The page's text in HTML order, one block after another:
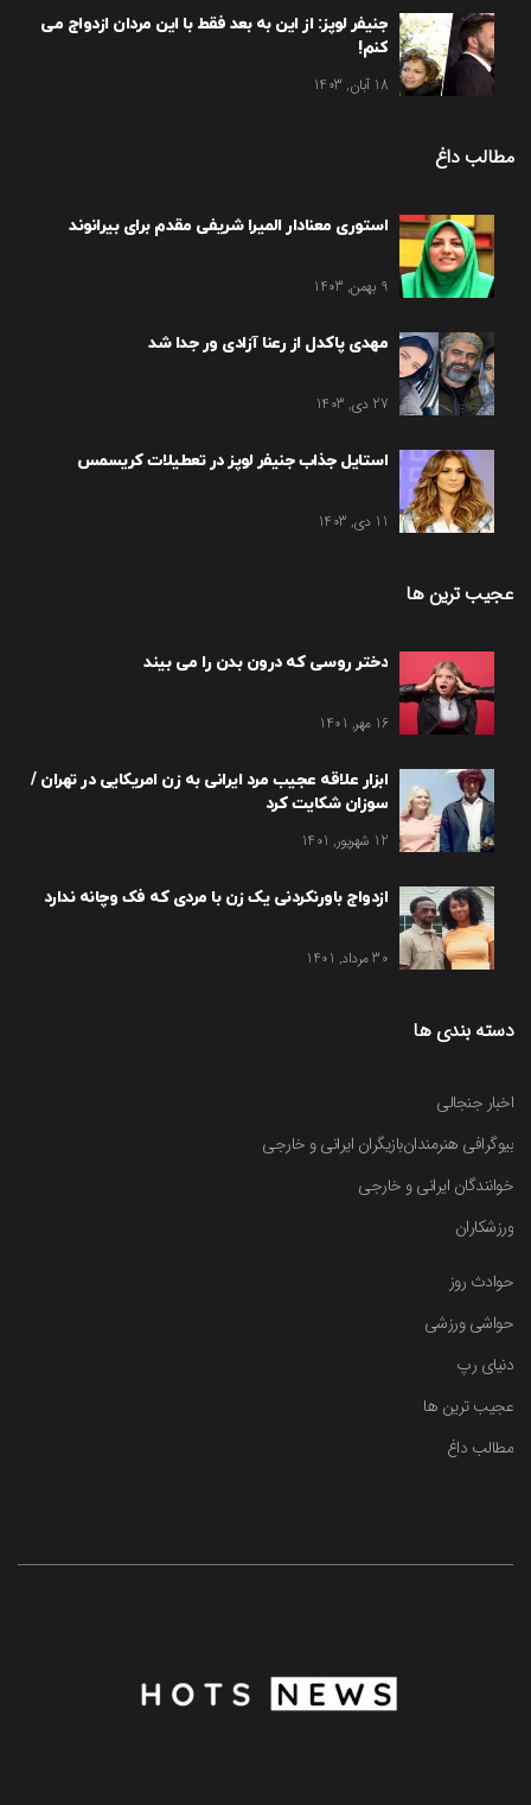
جنیفر لوپز: از این به بعد فقط با این مردان ازدواج می
کنم!
18 آبان, 1403
مطالب داغ
استوری معنادار المیرا شریفی مقدم برای بیرانوند
9 بهمن, 1403
مهدی پاکدل از رعنا آزادی ور جدا شد
27 دی, 1403
استایل جذاب جنیفر لوپز در تعطیلات کریسمس
11 دی, 1403
عجیب ترین ها
دختر روسی که درون بدن را می بیند
16 مهر, 1401
ابزار علاقه عجیب مرد ایرانی به زن امریکایی در تهران /
سوزان شکایت کرد
12 شهریور, 1401
ازدواج باورنکردنی یک زن با مردی که فک وچانه ندارد
30 مرداد, 1401
دسته بندی ها
اخبار جنجالی
بیوگرافی هنرمندانبازیگران ایرانی و خارجی
خوانندگان ایرانی و خارجی
ورزشکاران
حوادث روز
حواشی ورزشی
دنیای رپ
عجیب ترین ها
مطالب داغ